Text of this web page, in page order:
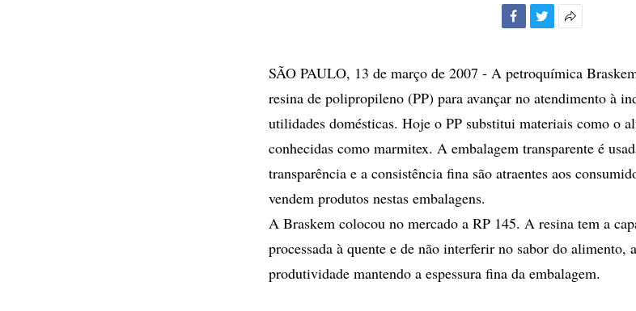
SÃO PAULO, 13 de março de 2007 - A petroquímica
resina de polipropileno (PP) para avançar no atendimento à
utilidades domésticas. Hoje o PP substitui materiais como o
conhecidas como marmitex. A embalagem transparente é
transparência e a consistência fina são atraentes aos
vendem produtos nestas embalagens.
A Braskem colocou no mercado a RP 145. A resina tem a
processada à quente e de não interferir no sabor do alimento,
produtividade mantendo a espessura fina da embalagem.